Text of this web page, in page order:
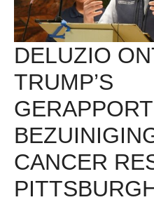
DELUZIO
TRUMP’S
CANCER